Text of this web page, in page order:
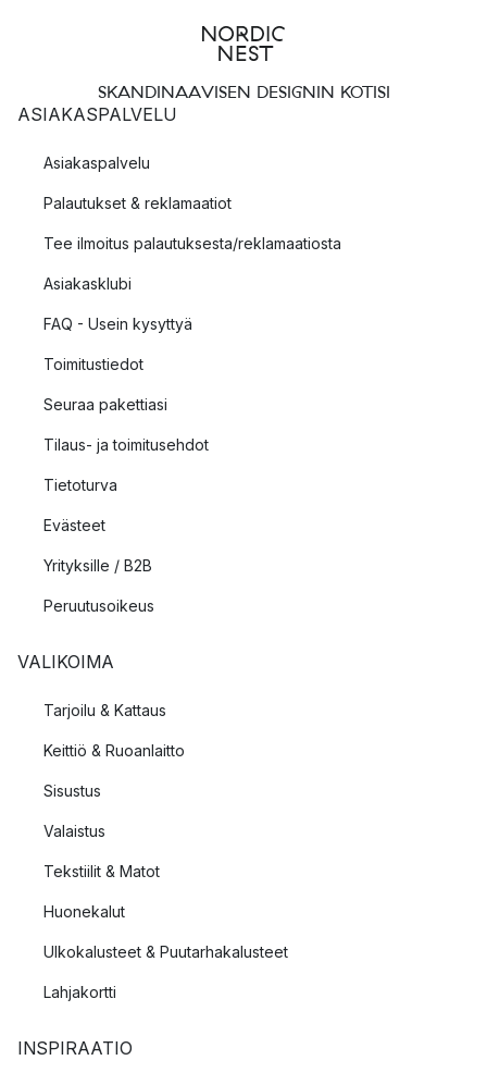
SKANDINAAVISEN DESIGNIN KOTISI
ASIAKASPALVELU
Asiakaspalvelu
Palautukset & reklamaatiot
Tee ilmoitus palautuksesta/reklamaatiosta
Asiakasklubi
FAQ - Usein kysyttyä
Toimitustiedot
Seuraa pakettiasi
Tilaus- ja toimitusehdot
Tietoturva
Evästeet
Yrityksille / B2B
Peruutusoikeus
VALIKOIMA
Tarjoilu & Kattaus
Keittiö & Ruoanlaitto
Sisustus
Valaistus
Tekstiilit & Matot
Huonekalut
Ulkokalusteet & Puutarhakalusteet
Lahjakortti
INSPIRAATIO